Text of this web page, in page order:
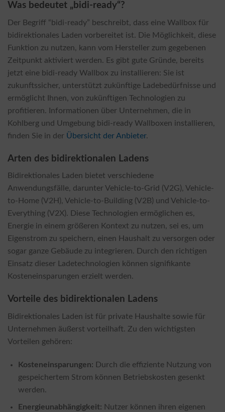
Was bedeutet „bidi-ready“?
Der Begriff “bidi-ready” beschreibt, dass eine Wallbox für
bidirektionales Laden vorbereitet ist. Die Möglichkeit, diese
Funktion zu nutzen, kann vom Hersteller zum gegebenen
Zeitpunkt aktiviert werden. Es gibt gute Gründe, bereits
jetzt eine bidi-ready Wallbox zu installieren: Sie ist
zukunftssicher, unterstützt zukünftige Ladebedürfnisse und
ermöglicht Ihnen, von zukünftigen Technologien zu
profitieren. Informationen über Unternehmen, die in
Kohlberg und Umgebung bidi-ready Wallboxen installieren,
finden Sie in der Übersicht der Anbieter.
Arten des bidirektionalen Ladens
Bidirektionales Laden bietet verschiedene
Anwendungsfälle, darunter Vehicle-to-Grid (V2G), Vehicle-
to-Home (V2H), Vehicle-to-Building (V2B) und Vehicle-to-
Everything (V2X). Diese Technologien ermöglichen es,
Energie in einem größeren Kontext zu nutzen, sei es, um
Eigenstrom zu speichern, einen Haushalt zu versorgen oder
sogar ganze Gebäude zu integrieren. Durch den richtigen
Einsatz dieser Ladetechnologien können signifikante
Kosteneinsparungen erzielt werden.
Vorteile des bidirektionalen Ladens
Bidirektionales Laden ist für private Haushalte sowie für
Unternehmen äußerst vorteilhaft. Zu den wichtigsten
Vorteilen gehören:
Kosteneinsparungen: Durch die effiziente Nutzung von
gespeichertem Strom können Betriebskosten gesenkt
werden.
Energieunabhängigkeit: Nutzer können ihren eigenen